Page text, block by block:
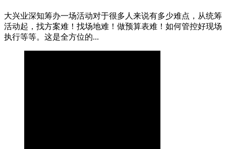
大兴业深知筹办一场活动对于很多人来说有多少难点，从统筹
活动起，找方案难！找场地难！做预算表难！如何管控好现场
执行等等。这是全方位的...